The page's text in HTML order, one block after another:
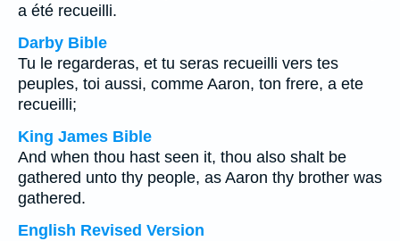
a été recueilli.
Darby Bible
Tu le regarderas, et tu seras recueilli vers tes
peuples, toi aussi, comme Aaron, ton frere, a ete
recueilli;
King James Bible
And when thou hast seen it, thou also shalt be
gathered unto thy people, as Aaron thy brother was
gathered.
English Revised Version